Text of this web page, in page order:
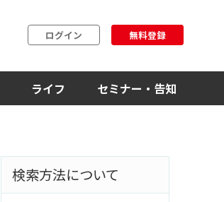
ログイン 無料登録
ライフ セミナー・告知
検索方法について